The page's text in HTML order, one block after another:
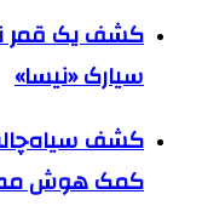
کشف یک قمر
سیارک «نیسا»
کشف
کمک هوش